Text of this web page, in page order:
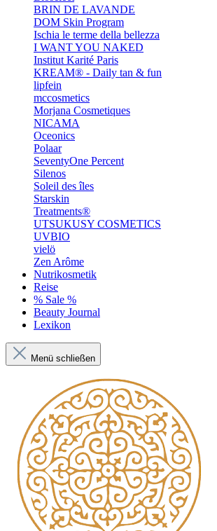
BRIN DE LAVANDE
DOM Skin Program
Ischia le terme della bellezza
I WANT YOU NAKED
Institut Karité Paris
KREAM® - Daily tan & fun
lipfein
mccosmetics
Morjana Cosmetiques
NICAMA
Oceonics
Polaar
SeventyOne Percent
Silenos
Soleil des îles
Starskin
Treatments®
UTSUKUSY COSMETICS
UVBIO
vielö
Zen Arôme
Nutrikosmetik
Reise
% Sale %
Beauty Journal
Lexikon
Menü schließen